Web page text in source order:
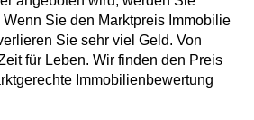
Sie den Marktpreis Immobilie
Sie sehr viel Geld. Von
für Leben. Wir finden den Preis
Immobilienbewertung